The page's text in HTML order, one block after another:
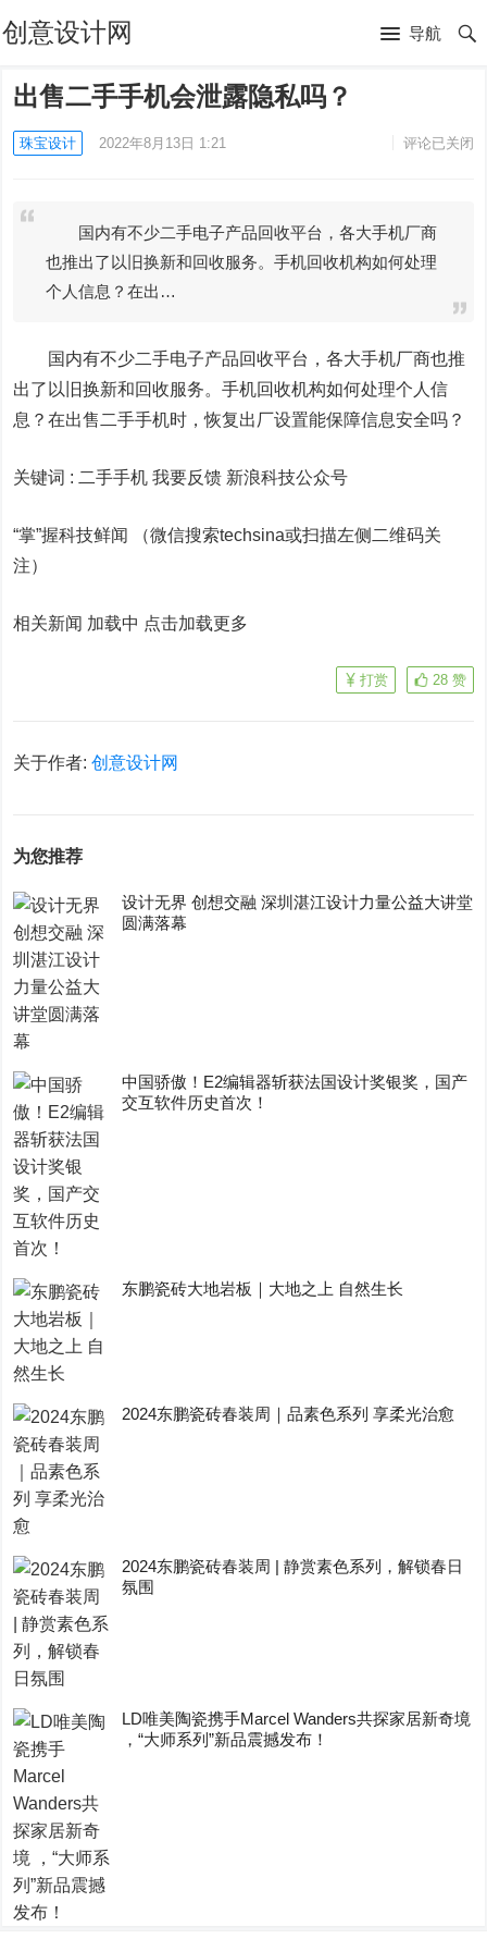
创意设计网 导航
出售二手手机会泄露隐私吗？
珠宝设计 2022年8月13日 1:21 评论已关闭
国内有不少二手电子产品回收平台，各大手机厂商
也推出了以旧换新和回收服务。手机回收机构如何处理
个人信息？在出…
国内有不少二手电子产品回收平台，各大手机厂商也推
出了以旧换新和回收服务。手机回收机构如何处理个人信
息？在出售二手手机时，恢复出厂设置能保障信息安全吗？
关键词 : 二手手机 我要反馈 新浪科技公众号
“掌”握科技鲜闻 （微信搜索techsina或扫描左侧二维码关
注）
相关新闻 加载中 点击加载更多
28 赞
打赏
关于作者:创意设计网
为您推荐
设计无界 创想交融 深圳湛江设计力量公益大讲堂
圆满落幕
中国骄傲！E2编辑器斩获法国设计奖银奖，国产
交互软件历史首次！
东鹏瓷砖大地岩板｜大地之上 自然生长
2024东鹏瓷砖春装周｜品素色系列 享柔光治愈
2024东鹏瓷砖春装周 | 静赏素色系列，解锁春日
氛围
LD唯美陶瓷携手Marcel Wanders共探家居新奇境
，“大师系列”新品震撼发布！